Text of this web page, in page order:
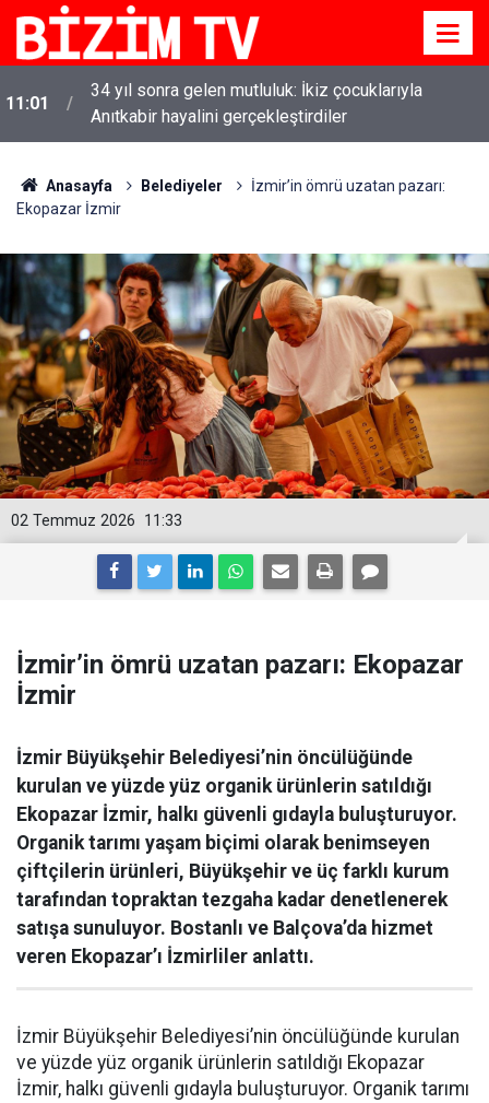
10:58
Altın fiyatları 7 haftanın zirvesinde: Gram, çeyrek ve
Cumhuriyet altını bugün ne kadar oldu?
Anasayfa Belediyeler
İzmir’in ömrü uzatan pazarı:
Ekopazar İzmir
11:33
02 Temmuz 2026
İzmir’in ömrü uzatan pazarı: Ekopazar
İzmir
İzmir Büyükşehir Belediyesi’nin öncülüğünde
kurulan ve yüzde yüz organik ürünlerin satıldığı
Ekopazar İzmir, halkı güvenli gıdayla buluşturuyor.
Organik tarımı yaşam biçimi olarak benimseyen
çiftçilerin ürünleri, Büyükşehir ve üç farklı kurum
tarafından topraktan tezgaha kadar denetlenerek
satışa sunuluyor. Bostanlı ve Balçova’da hizmet
veren Ekopazar’ı İzmirliler anlattı.
İzmir Büyükşehir Belediyesi’nin öncülüğünde kurulan
ve yüzde yüz organik ürünlerin satıldığı Ekopazar
İzmir, halkı güvenli gıdayla buluşturuyor. Organik tarımı